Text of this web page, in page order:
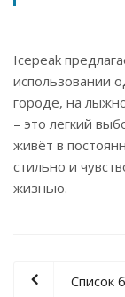
Icepeak
использовании
городе, на
– это легкий
живёт в
стильно и
жизнью.
Список